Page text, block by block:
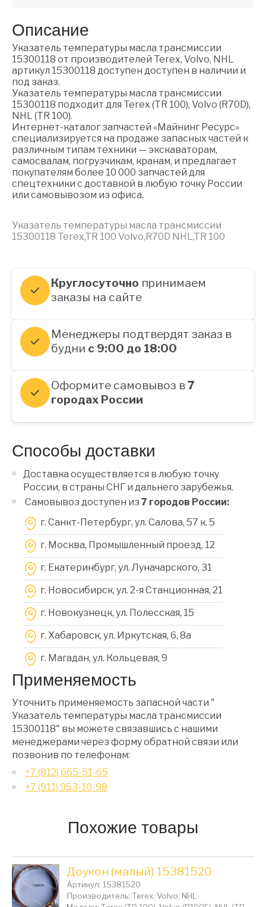
Описание
Указатель температуры масла трансмиссии
15300118 от производителей Terex, Volvo, NHL
артикул 15300118 доступен доступен в наличии и
под заказ.
Указатель температуры масла трансмиссии
15300118 подходит для Terex (TR 100), Volvo (R70D),
NHL (TR 100).
Интернет-каталог запчастей «Майнинг Ресурс»
специализируется на продаже запасных частей к
различным типам техники — экскаваторам,
самосвалам, погрузчикам, кранам, и предлагает
покупателям более 10 000 запчастей для
спецтехники с доставкой в любую точку России
или самовывозом из офиса.
Указатель температуры масла трансмиссии
15300118 Terex,TR 100 Volvo,R70D NHL,TR 100
Круглосуточно принимаем
заказы на сайте
Менеджеры подтвердят заказ в
будни с 9:00 до 18:00
Оформите самовывоз в7
городах России
Способы доставки
Доставка осуществляется в любую точку
России, в страны СНГ и дальнего зарубежья.
Самовывоз доступен из 7 городов России:
г. Санкт-Петербург, ул. Салова, 57 к. 5
г. Москва, Промышленный проезд, 12
г. Екатеринбург, ул. Луначарского, 31
г. Новосибирск, ул. 2-я Станционная, 21
г. Новокузнецк, ул. Полесская, 15
г. Хабаровск, ул. Иркутская, 6, 8a
г. Магадан, ул. Кольцевая, 9
Применяемость
Уточнить применяемость запасной части "
Указатель температуры масла трансмиссии
15300118" вы можете связавшись с нашими
менеджерами через форму обратной связи или
позвонив по телефонам:
+7 (812) 665-51-65
+7 (911) 953-10-98
Похожие товары
Доукон (малый) 15381520
Артикул: 15381520
Производитель: Terex, Volvo, NHL